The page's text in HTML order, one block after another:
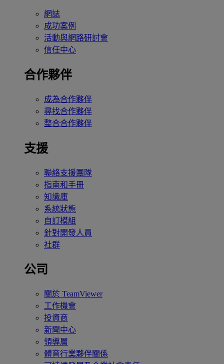
網誌
成功案例
活動與網路研討會
信任中心
合作夥伴
成為合作夥伴
尋找合作夥伴
整合合作夥伴
支援
聯絡支援團隊
指南和手冊
知識庫
系統狀態
自訂模組
針對開發人員
社群
公司
關於 TeamViewer
工作機會
投資商
新聞中心
領導層
體育行業夥伴關係